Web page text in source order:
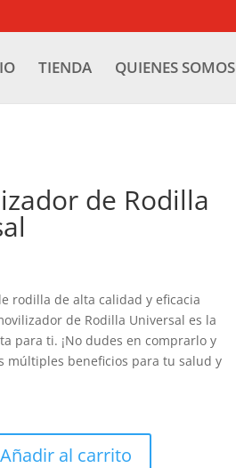
TIENDA QUIENES SOMOS
de Rodilla
rodilla de alta calidad y eficacia
de Rodilla Universal es la
para ti. ¡No dudes en comprarlo y
múltiples beneficios para tu salud y
Añadir al carrito